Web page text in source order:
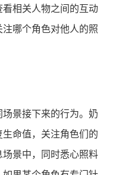
相关人物之间的互动
哪个角色对他人的照
景接下来的行为。奶
命值，关注角色们的
景中，同时悉心照料